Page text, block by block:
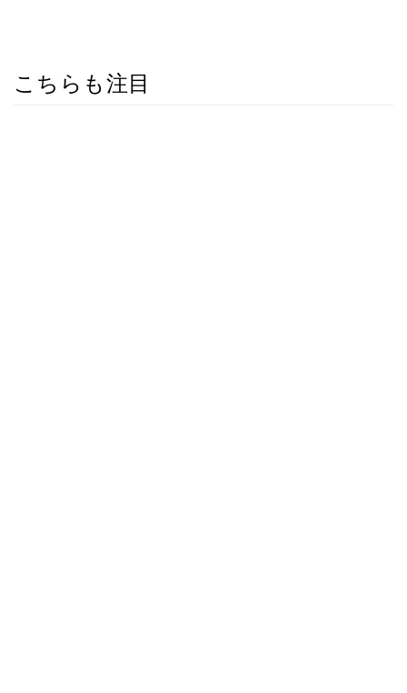
こちらも注目